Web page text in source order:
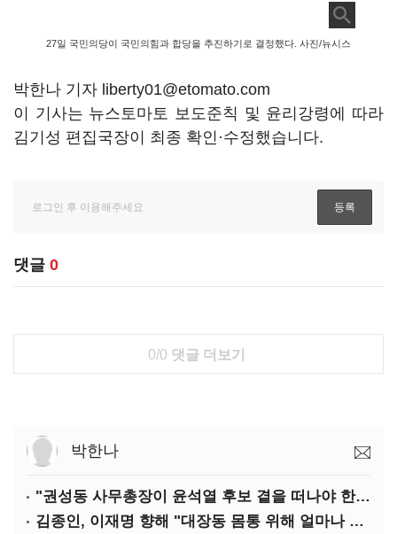
27일 국민의당이 국민의힘과 합당을 추진하기로 결정했다. 사진/뉴시스
박한나 기자 liberty01@etomato.com
이 기사는 뉴스토마토 보도준칙 및 윤리강령에 따라
김기성 편집국장이 최종 확인·수정했습니다.
댓글 0
0/0 댓글 더보기
박한나
"권성동 사무총장이 윤석열 후보 곁을 떠나야 한다"
김종인, 이재명 향해 "대장동 몸통 위해 얼마나 죽어야 하나"